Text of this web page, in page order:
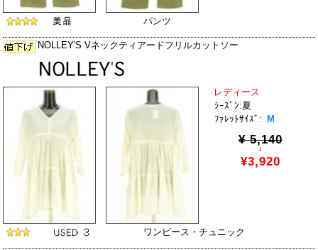
パンツ
NOLLEY'S Vネックティアードフリルカットソー
レディース
ｼｰｽﾞﾝ:夏
ﾌｧﾚｯﾄｻｲｽﾞ:
M
¥ 5,140
↓
¥3,920
ワンピース・チュニック